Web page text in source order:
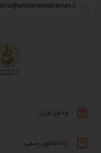
info@amiransteeliranian.com
جداول وزنی
ارائه فاکتور رسـمی